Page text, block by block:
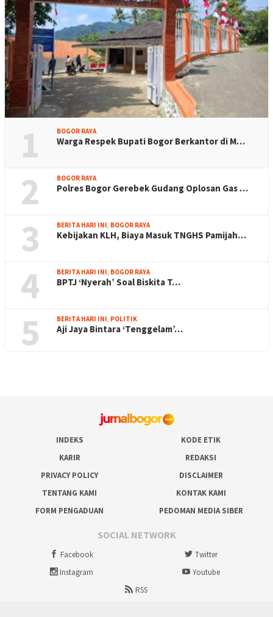
1 BOGOR RAYA
Warga Respek Bupati Bogor Berkantor di M…
2 BOGOR RAYA
Polres Bogor Gerebek Gudang Oplosan Gas …
3 BERITA HARI INI, BOGOR RAYA
Kebijakan KLH, Biaya Masuk TNGHS Pamijah…
4 BERITA HARI INI, BOGOR RAYA
BPTJ ‘Nyerah’ Soal Biskita T…
5 BERITA HARI INI, POLITIK
Aji Jaya Bintara ‘Tenggelam’…
INDEKS
KODE ETIK
KARIR
REDAKSI
PRIVACY POLICY
DISCLAIMER
TENTANG KAMI
KONTAK KAMI
FORM PENGADUAN
PEDOMAN MEDIA SIBER
SOCIAL NETWORK
Facebook
Twitter
Instagram
Youtube
RSS